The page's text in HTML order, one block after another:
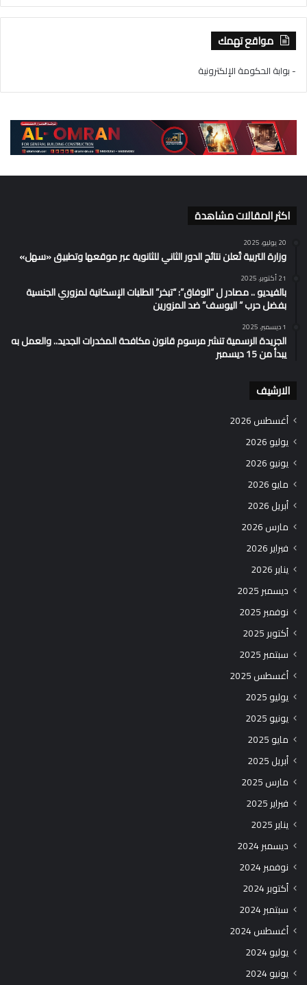
مواقع تهمك
- بوابة الحكومة الإلكترونية
اكثر المقالات مشاهدة
20 يوليو، 2025
وزارة التربية تُعلن نتائج الدور الثاني للثانوية عبر موقعها وتطبيق «سهل»
21 أكتوبر، 2025
بالفيديو .. مصادر ل “الوفاق”: “تبخر” الطلبات الإسكانية لمزوري الجنسية
بفضل حرب ” اليوسف” ضد المزورين
1 ديسمبر، 2025
الجريدة الرسمية تنشر مرسوم قانون مكافحة المخدرات الجديد.. والعمل به
يبدأ من 15 ديسمبر
الارشيف
أغسطس 2026
يوليو 2026
يونيو 2026
مايو 2026
أبريل 2026
مارس 2026
فبراير 2026
يناير 2026
ديسمبر 2025
نوفمبر 2025
أكتوبر 2025
سبتمبر 2025
أغسطس 2025
يوليو 2025
يونيو 2025
مايو 2025
أبريل 2025
مارس 2025
فبراير 2025
يناير 2025
ديسمبر 2024
نوفمبر 2024
أكتوبر 2024
سبتمبر 2024
أغسطس 2024
يوليو 2024
يونيو 2024